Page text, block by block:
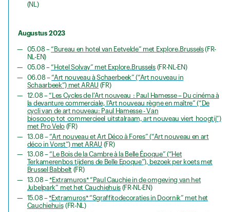
(NL)
Augustus 2023
05.08 –“Bureau en hotel van Eetvelde” met Explore.Brussels(FR-
NL-EN)
05.08 –“Hotel Solvay” met Explore.Brussels(FR-NL-EN)
06.08 –“Art nouveau à Schaerbeek” (“Art nouveau in
Schaarbeek”) met ARAU (FR)
12.08 –“Les Cycles de l'Art nouveau : Paul Hamesse – Du cinéma à
la devanture commerciale, l’Art nouveau règne en maître” (“De
cycli van de art nouveau: Paul Hamesse - Van
bioscoop tot commercieel uitstalraam, art nouveau viert hoogtij”)
met Pro Velo(FR)
13.08 –“Art nouveau et Art Déco à Fores” (“Art nouveau en art
déco in Vorst”) met ARAU (FR)
13.08 –“Le Bois de la Cambre à la Belle Époque” (“Het
Terkamerenbos tijdens de Belle Epoque”), bezoek per koets met
Brussel Babbelt (FR)
13.08 –*Extramuros* “Paul Cauchie in de omgeving van het
Jubelpark” met het Cauchiehuis (FR-NL-EN)
15.08 –*Extramuros* “Sgraffitodecoraties in Doornik” met het
Cauchiehuis(FR-NL)